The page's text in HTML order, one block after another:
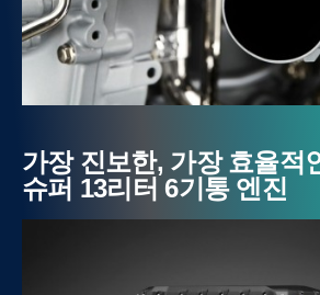
가장 진보한, 가장 효율적인 스카니아
슈퍼 13리터 6기통 엔진